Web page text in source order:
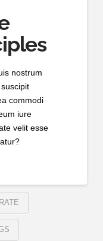
nostrum
commodi
iure
velit esse